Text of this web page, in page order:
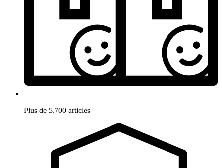
Plus de 5.700 articles